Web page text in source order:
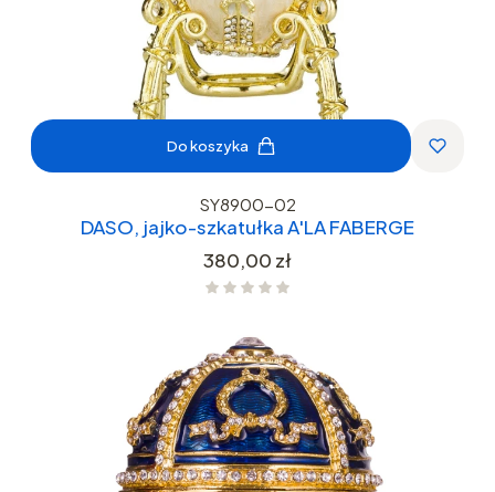
Do koszyka
SY8900-02
DASO, jajko-szkatułka A'LA FABERGE
Cena
380,00 zł